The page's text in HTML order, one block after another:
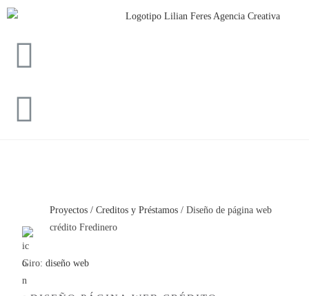
Proyectos /Creditos y Préstamos /Diseño de página web
crédito Fredinero
Giro:diseño web